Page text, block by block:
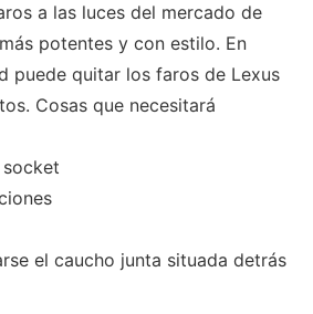
a las luces del mercado de
potentes y con estilo. En
puede quitar los faros de Lexus
Cosas que necesitará
socket
el caucho junta situada detrás